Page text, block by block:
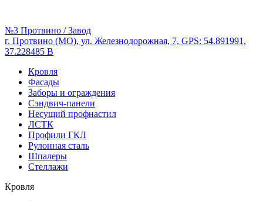
№3 Протвино / Завод
г. Протвино (МО), ул. Железнодорожная, 7, GPS: 54.891991,
37.228485 В
Кровля
Фасады
Заборы и ограждения
Сэндвич-панели
Несущий профнастил
ЛСТК
Профили ГКЛ
Рулонная сталь
Шпалеры
Стеллажи
Кровля